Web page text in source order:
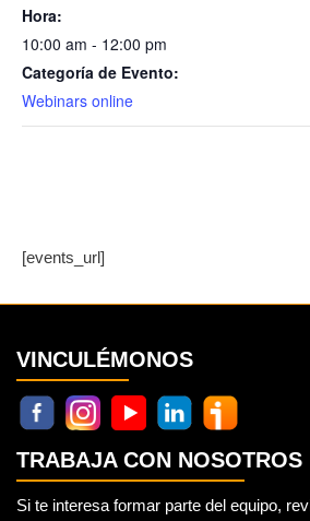
Hora:
10:00 am - 12:00 pm
Categoría de Evento:
Webinars online
[events_url]
VINCULÉMONOS
TRABAJA CON NOSOTROS
Si te interesa formar parte del equipo,